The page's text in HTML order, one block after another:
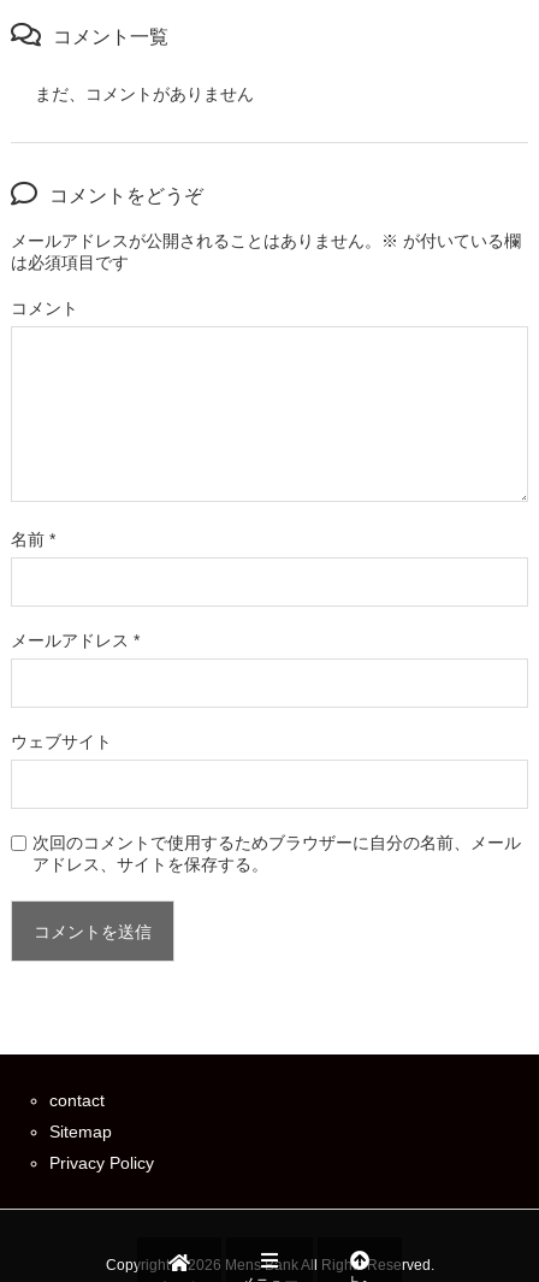
コメント一覧
まだ、コメントがありません
コメントをどうぞ
メールアドレスが公開されることはありません。 ※ が付いている欄
は必須項目です
コメント
名前 *
メールアドレス *
ウェブサイト
次回のコメントで使用するためブラウザーに自分の名前、メール
アドレス、サイトを保存する。
contact
Sitemap
Privacy Policy
Copyright ©2026 Mens BankAll Rights Reserved.